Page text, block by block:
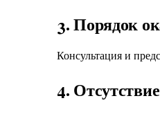
3. Порядок
Консультация и
4.